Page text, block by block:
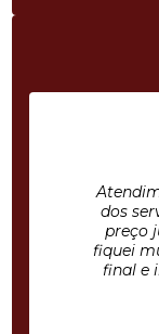
dos
preço
fiquei
final e